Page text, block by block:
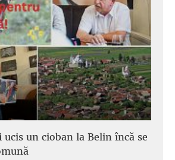
ucis un cioban la Belin încă se